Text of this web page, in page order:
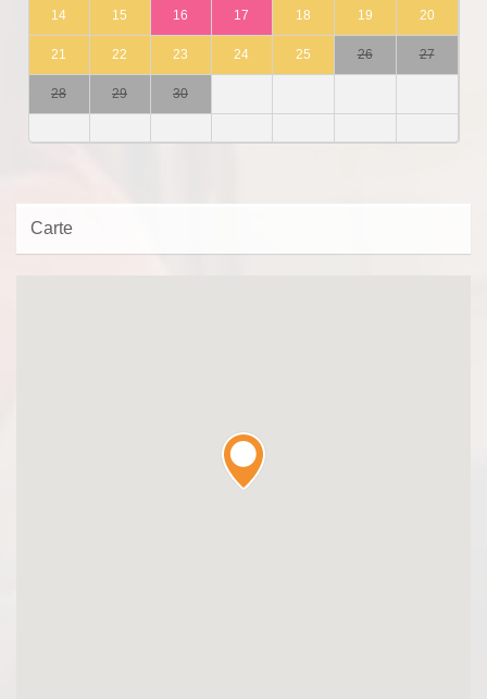
14 15 16 17 18 19 20
21 22 23 24 25 26 27
28 29 30
Carte